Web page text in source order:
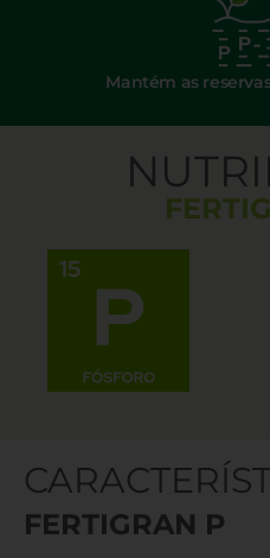
Mantém as
FERTIGRAN P